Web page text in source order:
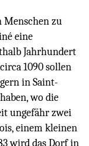
Menschen zu
eine
Jahrhundert
1090 sollen
in Saint-
wo die
ungefähr zwei
einem kleinen
wird das Dorf in